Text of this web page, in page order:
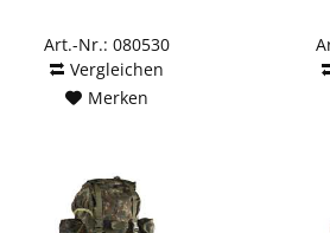
Art.-Nr.: 080530
Vergleichen
Merken